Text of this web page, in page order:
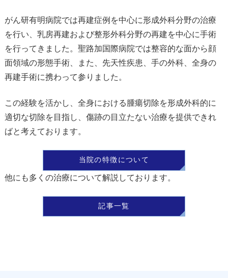
がん研有明病院では再建症例を中心に形成外科分野の治療
を行い、乳房再建および整形外科分野の再建を中心に手術
を行ってきました。聖路加国際病院では整容的な面から顔
面領域の形態手術、また、先天性疾患、手の外科、全身の
再建手術に携わって参りました。
この経験を活かし、全身における腫瘍切除を形成外科的に
適切な切除を目指し、傷跡の目立たない治療を提供できれ
ばと考えております。
当院の特徴について
他にも多くの治療について解説しております。
記事一覧